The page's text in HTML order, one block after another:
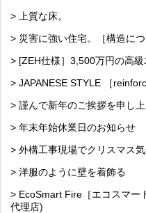
> 上質な床。
> 災害に強い住宅。［構造につ
> [ZEH仕様］3,500万円の高
> JAPANESE STYLE ［
> 謹んで新年のご挨拶を申し
> 年末年始休業日のお知らせ
> 外構工事現場でクリスマス気
> 洋服のように壁を着飾る
> EcoSmart Fire［エコスマー
代理店)